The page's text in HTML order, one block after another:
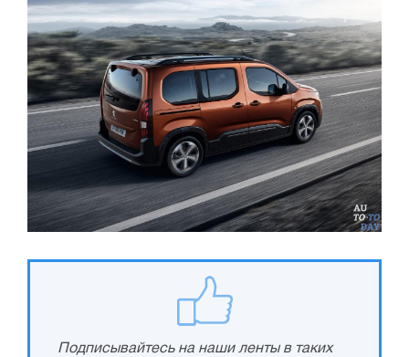
Подписывайтесь на наши ленты в таких